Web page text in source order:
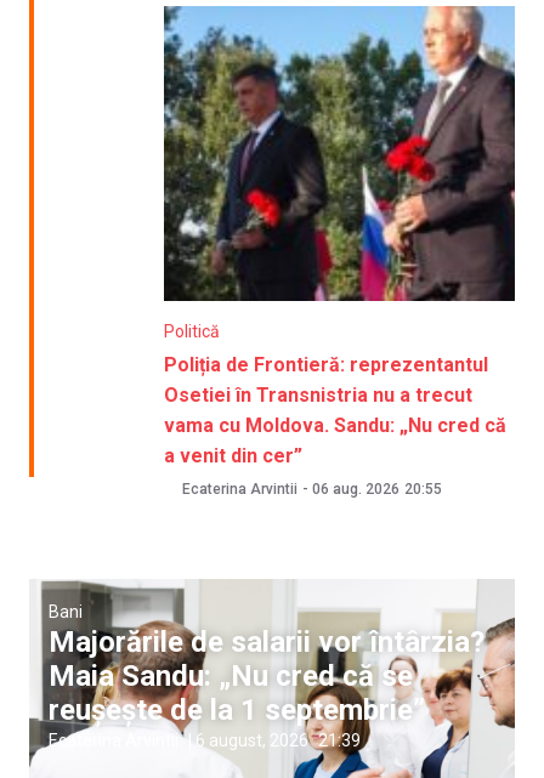
Politică
Poliția de Frontieră: reprezentantul
Osetiei în Transnistria nu a trecut
vama cu Moldova. Sandu: „Nu cred că
a venit din cer”
Ecaterina Arvintii - 06 aug. 2026 20:55
Bani
Majorările de salarii vor întârzia?
Maia Sandu: „Nu cred că se
reușește de la 1 septembrie”
Ecaterina Arvintii 6 august, 2026 21:39